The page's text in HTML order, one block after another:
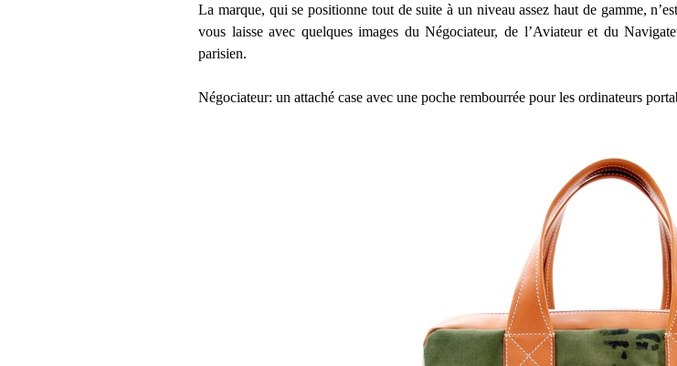
La marque, qui se positionne tout de suite à un niveau assez haut de gamme,
vous laisse avec quelques images du Négociateur, de l’Aviateur et du
parisien.
Négociateur: un attaché case avec une poche rembourrée pour les ordinateurs